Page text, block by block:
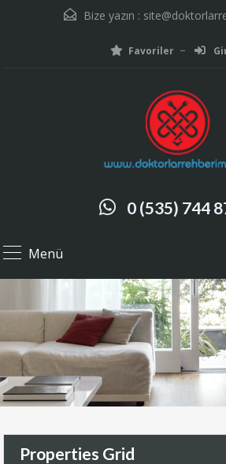
Bize yazın :
Favoriler
0 (535) 744
Menü
Properties Grid